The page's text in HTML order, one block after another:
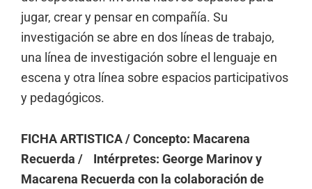
jugar, crear y pensar en compañía. Su
investigación se abre en dos líneas de trabajo,
una línea de investigación sobre el lenguaje en
escena y otra línea sobre espacios participativos
y pedagógicos.
FICHA ARTISTICA / Concepto: Macarena
Recuerda / Intérpretes: George Marinov y
Macarena Recuerda con la colaboración de